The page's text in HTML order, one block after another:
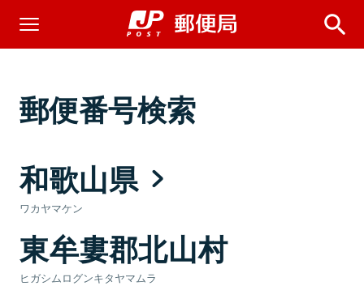
郵便番号検索
和歌山県
ワカヤマケン
東牟婁郡北山村
ヒガシムログンキタヤマムラ